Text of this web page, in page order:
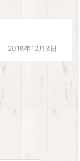
2016年12月3日
ます